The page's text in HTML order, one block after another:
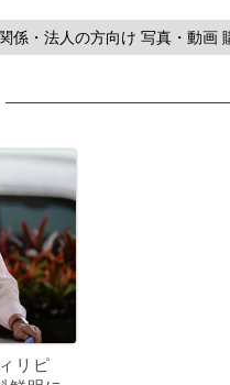
係・法人の方向け 写真・動画
リピ